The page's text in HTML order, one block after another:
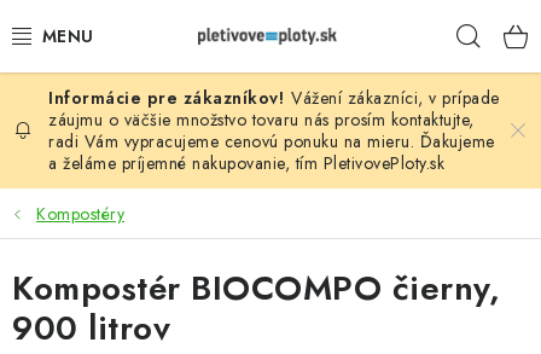
na
PLOTOVÉ PANELY
PLETIVO
STĹPIKY
PODHRABOVÉ DOSKY
Vážení zákazníci, v prípade
záujmu o väčšie množstvo tovaru nás prosím kontaktujte,
radi Vám vypracujeme cenovú ponuku na mieru. Ďakujeme
a želáme príjemné nakupovanie, tím PletivovePloty.sk
Kompostéry
Kompostér BIOCOMPO čierny,
900 litrov